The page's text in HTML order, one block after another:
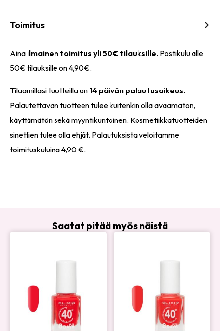
Toimitus
Aina ilmainen toimitus yli 50€ tilauksille. Postikulu alle
50€ tilauksille on 4,90€.
Tilaamillasi tuotteilla on 14 päivän palautusoikeus.
Palautettavan tuotteen tulee kuitenkin olla avaamaton,
käyttämätön sekä myyntikuntoinen. Kosmetiikkatuotteiden
sinettien tulee olla ehjät. Palautuksista veloitamme
toimituskuluina 4,90 €.
Saatat pitää myös näistä